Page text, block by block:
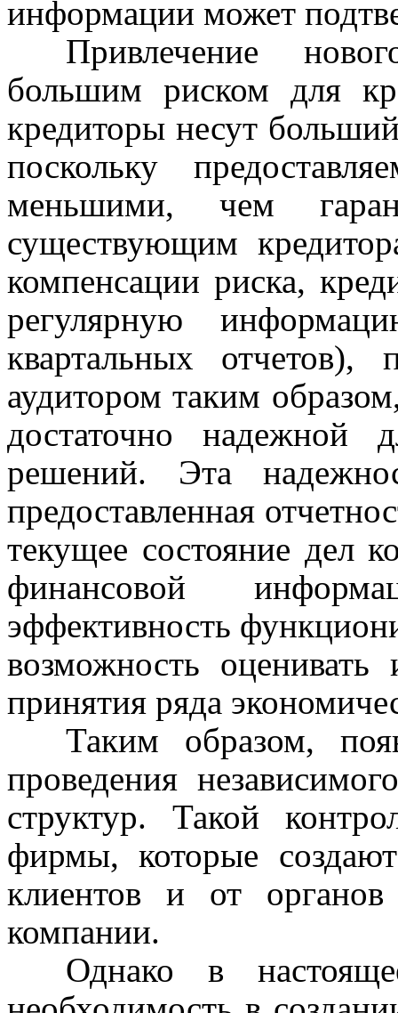
информации может
Привлечение
большим риском для
кредиторы несут
поскольку
меньшими, чем
существующим
компенсации риска,
регулярную
квартальных отчетов),
аудитором таким
достаточно надежной
решений. Эта
предоставленная
текущее состояние дел
финансовой
эффективность
возможность оценивать
принятия ряда
Таким образом,
проведения
структур. Такой
фирмы, которые
клиентов и от органов
компании.
Однако в